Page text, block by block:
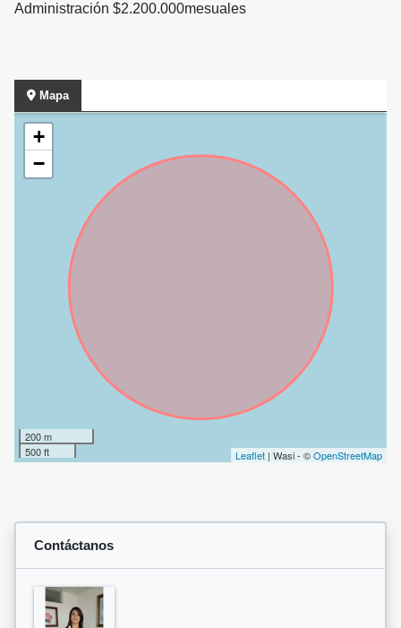
Administración $2.200.000mesuales
Mapa
+
−
200 m
500 ft
Leaflet | Wasi - ©OpenStreetMap
Contáctanos